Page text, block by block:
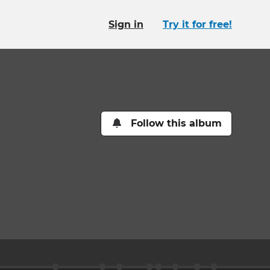
Sign in Try it for free!
Follow this album